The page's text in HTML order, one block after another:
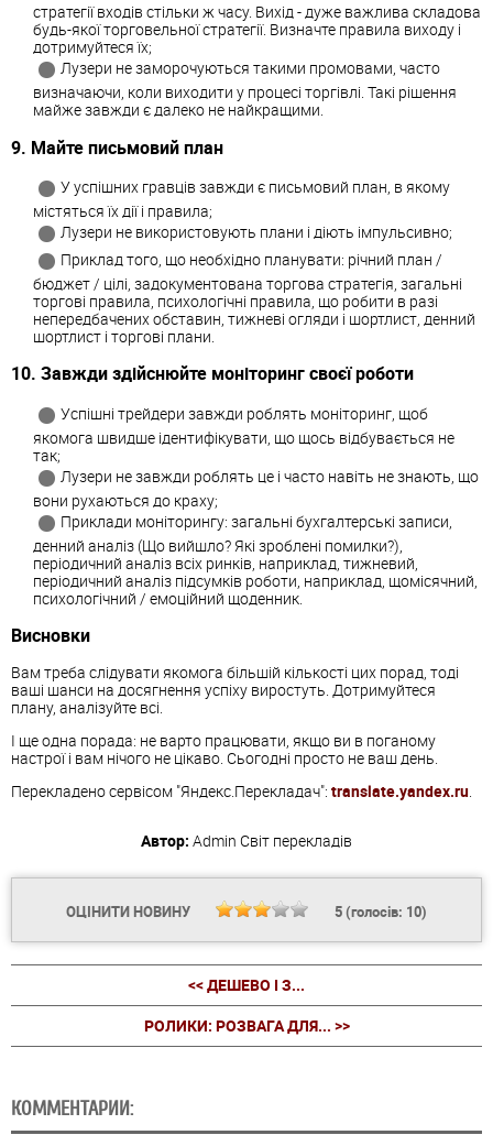
стратегії входів стільки ж часу. Вихід - дуже важлива складова
будь-якої торговельної стратегії. Визначте правила виходу і
дотримуйтеся їх;
Лузери не заморочуються такими промовами, часто
визначаючи, коли виходити у процесі торгівлі. Такі рішення
майже завжди є далеко не найкращими.
9. Майте письмовий план
У успішних гравців завжди є письмовий план, в якому
містяться їх дії і правила;
Лузери не використовують плани і діють імпульсивно;
Приклад того, що необхідно планувати: річний план /
бюджет / цілі, задокументована торгова стратегія, загальні
торгові правила, психологічні правила, що робити в разі
непередбачених обставин, тижневі огляди і шортлист, денний
шортлист і торгові плани.
10. Завжди здійснюйте моніторинг своєї роботи
Успішні трейдери завжди роблять моніторинг, щоб
якомога швидше ідентифікувати, що щось відбувається не
так;
Лузери не завжди роблять це і часто навіть не знають, що
вони рухаються до краху;
Приклади моніторингу: загальні бухгалтерські записи,
денний аналіз (Що вийшло? Які зроблені помилки?),
періодичний аналіз всіх ринків, наприклад, тижневий,
періодичний аналіз підсумків роботи, наприклад, щомісячний,
психологічний / емоційний щоденник.
Висновки
Вам треба слідувати якомога більшій кількості цих порад, тоді
ваші шанси на досягнення успіху виростуть. Дотримуйтеся
плану, аналізуйте всі.
І ще одна порада: не варто працювати, якщо ви в поганому
настрої і вам нічого не цікаво. Сьогодні просто не ваш день.
Перекладено сервісом "Яндекс.Перекладач": translate.yandex.ru
Автор: Admin Світ перекладів
ОЦІНИТИ НОВИНУ 5(голосів: 10)
<< ДЕШЕВО І З...
РОЛИКИ: РОЗВАГА ДЛЯ... >>
КОММЕНТАРИИ: